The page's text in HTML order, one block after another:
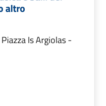
altro
Is Argiolas -